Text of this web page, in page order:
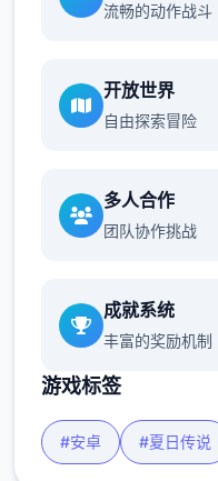
流畅的动作战斗
开放世界
自由探索冒险
多人合作
团队协作挑战
成就系统
丰富的奖励机制
游戏标签
#安卓 #夏日传说